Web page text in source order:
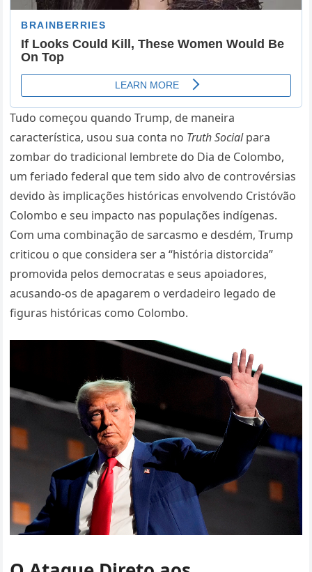
Tudo começou quando Trump, de maneira
característica, usou sua conta no Truth Socialpara
zombar do tradicional lembrete do Dia de Colombo,
um feriado federal que tem sido alvo de controvérsias
devido às implicações históricas envolvendo Cristóvão
Colombo e seu impacto nas populações indígenas.
Com uma combinação de sarcasmo e desdém, Trump
criticou o que considera ser a “história distorcida”
promovida pelos democratas e seus apoiadores,
acusando-os de apagarem o verdadeiro legado de
figuras históricas como Colombo.